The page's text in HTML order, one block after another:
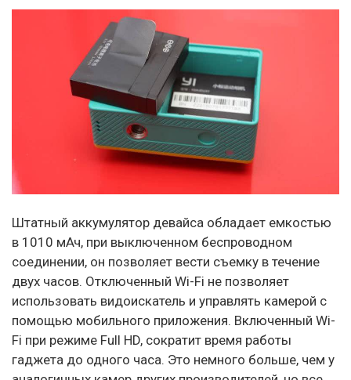
Штатный аккумулятор девайса обладает емкостью
в 1010 мАч, при выключенном беспроводном
соединении, он позволяет вести съемку в течение
двух часов. Отключенный Wi-Fi не позволяет
использовать видоискатель и управлять камерой с
помощью мобильного приложения. Включенный Wi-
Fi при режиме Full HD, сократит время работы
гаджета до одного часа. Это немного больше, чем у